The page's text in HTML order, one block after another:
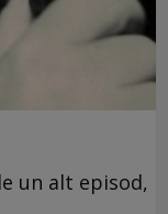
un alt episod,